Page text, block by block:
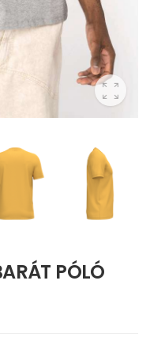
PÓLÓ